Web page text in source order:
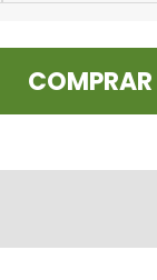
COMPRAR